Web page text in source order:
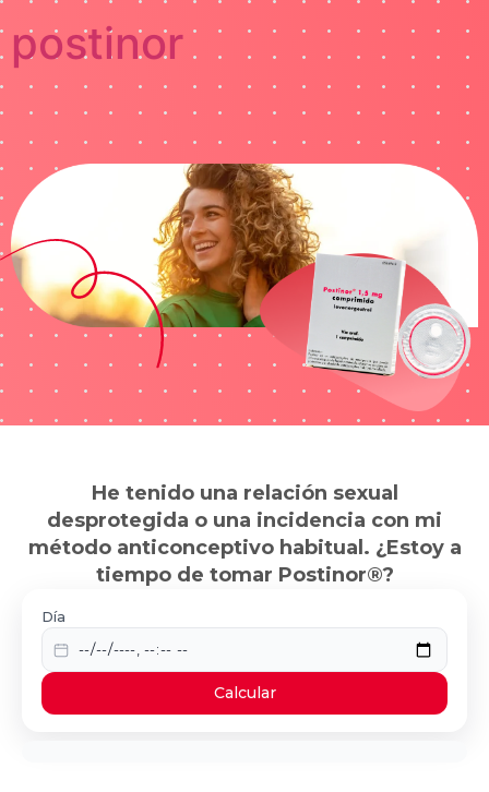
postinor
He tenido una relación sexual
desprotegida o una incidencia con mi
método anticonceptivo habitual. ¿Estoy a
tiempo de tomar Postinor®?
Día
Calcular